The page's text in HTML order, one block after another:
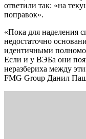
ответили так: «на
поправок».
«Пока для
недостаточно
идентичными
Если и у ВЭБа они
неразбериха между
FMG Group Данил